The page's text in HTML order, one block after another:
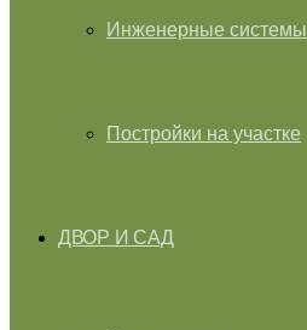
Инженерные системы
Постройки на участке
ДВОР И САД